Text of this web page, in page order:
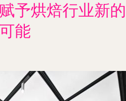
予烘焙行业新的
能